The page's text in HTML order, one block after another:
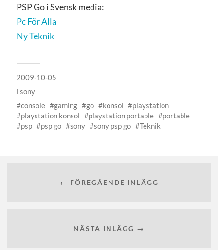
PSP Go i Svensk media:
Pc För Alla
Ny Teknik
2009-10-05
i sony
console
gaming go konsol
playstation
playstation konsol
playstation portable
portable
psp
psp go sony sony psp go Teknik
← FÖREGÅENDE INLÄGG
NÄSTA INLÄGG →